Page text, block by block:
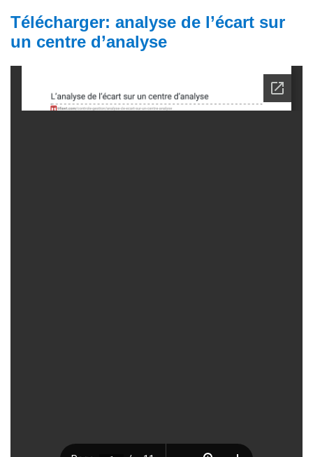
Télécharger: analyse de l’écart sur
un centre d’analyse